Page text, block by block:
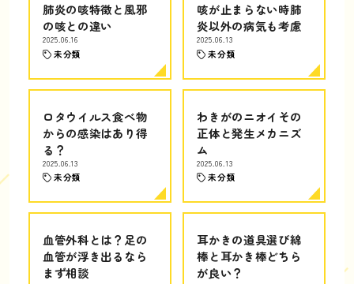
肺炎の咳特徴と風邪
の咳との違い
2025.06.16
未分類
咳が止まらない時肺
炎以外の病気も考慮
2025.06.13
未分類
ロタウイルス食べ物
からの感染はあり得
る？
2025.06.13
未分類
わきがのニオイその
正体と発生メカニズ
ム
2025.06.13
未分類
血管外科とは？足の
血管が浮き出るなら
まず相談
耳かきの道具選び綿
棒と耳かき棒どちら
が良い？